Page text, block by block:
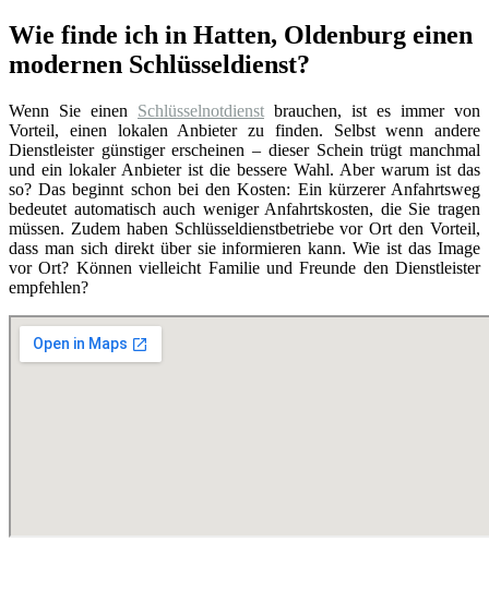
Wie finde ich in Hatten, Oldenburg einen
modernen Schlüsseldienst?
Wenn Sie einen Schlüsselnotdienst brauchen, ist es immer von
Vorteil, einen lokalen Anbieter zu finden. Selbst wenn andere
Dienstleister günstiger erscheinen – dieser Schein trügt manchmal
und ein lokaler Anbieter ist die bessere Wahl. Aber warum ist das
so? Das beginnt schon bei den Kosten: Ein kürzerer Anfahrtsweg
bedeutet automatisch auch weniger Anfahrtskosten, die Sie tragen
müssen. Zudem haben Schlüsseldienstbetriebe vor Ort den Vorteil,
dass man sich direkt über sie informieren kann. Wie ist das Image
vor Ort? Können vielleicht Familie und Freunde den Dienstleister
empfehlen?